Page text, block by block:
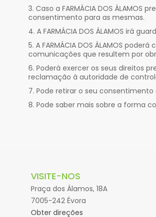
Caso a FARMÁCIA DOS
consentimento para as mesmas.
A FARMÁCIA DOS ÁLAMOS irá
A FARMÁCIA DOS ÁLAMOS
comunicações que resultem por
Poderá exercer os seus direitos
reclamação à autoridade de
Pode retirar o seu
Pode saber mais sobre a forma
VISITE-NOS
Praça dos Álamos, 18A
7005-242 Évora
Obter direções